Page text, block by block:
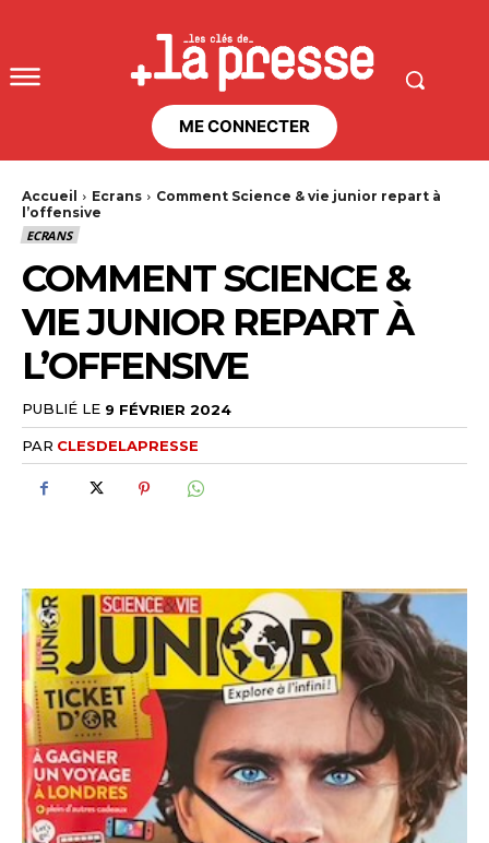
ME CONNECTER
Accueil Ecrans
Comment Science & vie junior repart à
l’offensive
ECRANS
COMMENT SCIENCE &
VIE JUNIOR REPART À
L’OFFENSIVE
PUBLIÉ LE 9 FÉVRIER 2024
PAR CLESDELAPRESSE